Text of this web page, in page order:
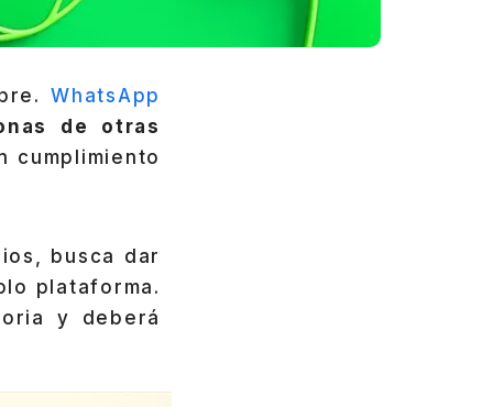
WhatsApp
de otras
cumplimiento
busca dar
plataforma.
y deberá